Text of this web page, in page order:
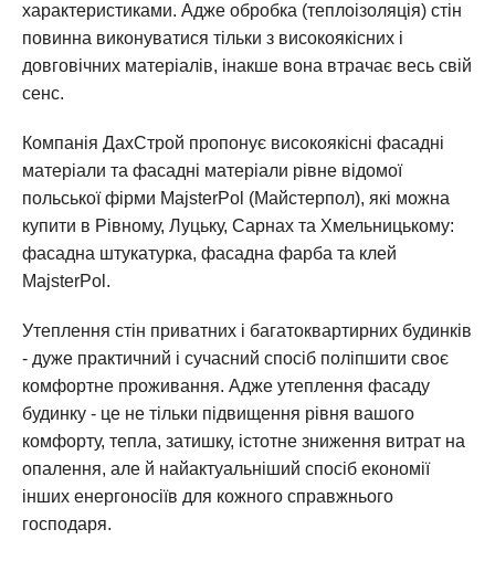
характеристиками. Адже обробка (теплоізоляція) стін
повинна виконуватися тільки з високоякісних і
довговічних матеріалів, інакше вона втрачає весь свій
сенс.
Компанія ДахСтрой пропонує високоякісні фасадні
матеріали та фасадні матеріали рівне відомої
польської фірми MajsterPol (Майстерпол), які можна
купити в Рівному, Луцьку, Сарнах та Хмельницькому:
фасадна штукатурка, фасадна фарба та клей
MajsterPol.
Утеплення стін приватних і багатоквартирних будинків
- дуже практичний і сучасний спосіб поліпшити своє
комфортне проживання. Адже утеплення фасаду
будинку - це не тільки підвищення рівня вашого
комфорту, тепла, затишку, істотне зниження витрат на
опалення, але й найактуальніший спосіб економії
інших енергоносіїв для кожного справжнього
господаря.